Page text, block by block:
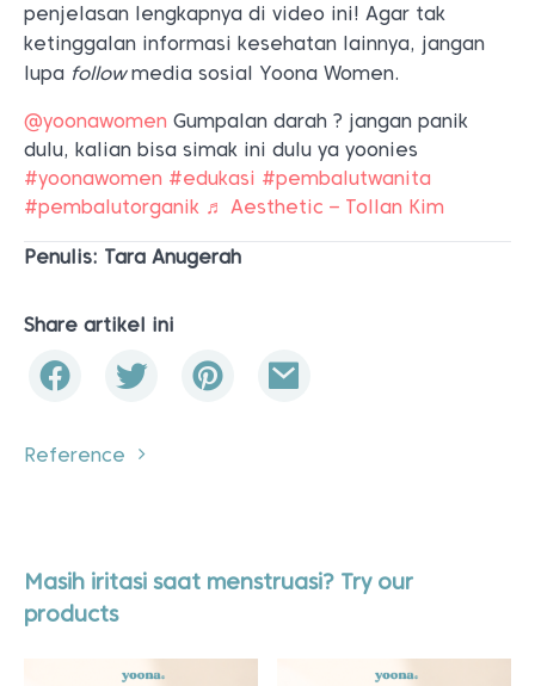
penjelasan lengkapnya di video ini! Agar tak
ketinggalan informasi kesehatan lainnya, jangan
lupa followmedia sosial Yoona Women.
@yoonawomen Gumpalan darah ? jangan panik
dulu, kalian bisa simak ini dulu ya yoonies
#yoonawomen #edukasi #pembalutwanita
#pembalutorganik ♬ Aesthetic – Tollan Kim
Penulis: Tara Anugerah
Share artikel ini
Reference
Masih iritasi saat menstruasi? Try our
products